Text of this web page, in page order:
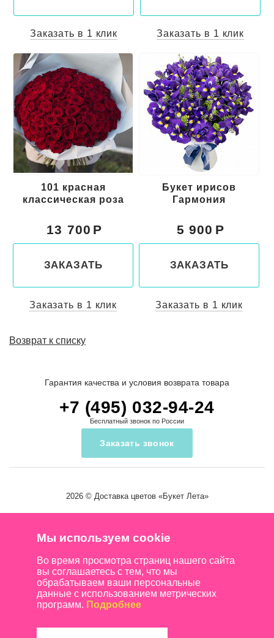
Заказать в 1 клик Заказать в 1 клик
Букет ирисов
Гармония
5 900
ЗАКАЗАТЬ
Заказать в 1 клик
101 красная
классическая роза
13 700
ЗАКАЗАТЬ
Заказать в 1 клик
Возврат к списку
Гарантия качества и условия возврата товара
+7 (495) 032-94-24
Бесплатный звонок по России
Заказать звонок
2026 © Доставка цветов«Букет Лета»
Мы используем cookie
Во время просмотра страниц нашего сайта
вы соглашаетесь с тем, что мы
обрабатываем ваши персональные
данные с использованием метрических
программ. Подробнее